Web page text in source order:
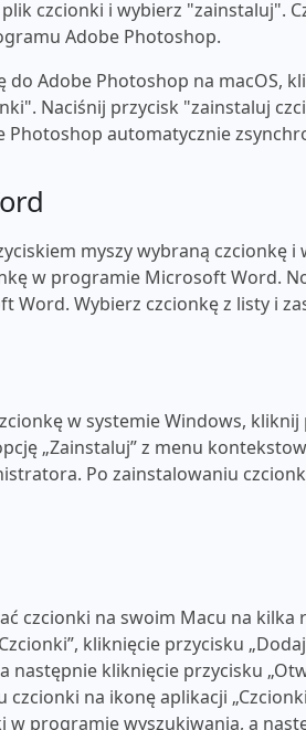
czcionki i wybierz "zainstaluj".
Adobe Photoshop.
do Adobe Photoshop na macOS,
Naciśnij przycisk "zainstaluj
Photoshop automatycznie
myszy wybraną czcionkę i
w programie Microsoft Word.
Word. Wybierz czcionkę z listy i
w systemie Windows,
„Zainstaluj” z menu
Po zainstalowaniu
czcionki na swoim Macu na kilka
kliknięcie przycisku
następnie kliknięcie przycisku
czcionki na ikonę aplikacji
w programie wyszukiwania, a